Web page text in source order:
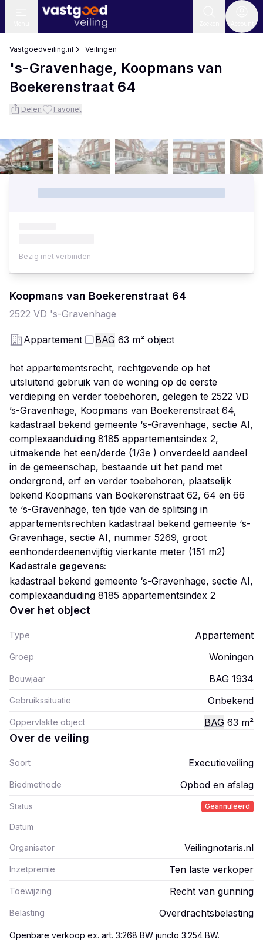
Vastgoedveiling.nl Veilingen
's-Gravenhage, Koopmans van
Boekerenstraat 64
Delen Favoriet
Koopmans van Boekerenstraat 64
2522 VD 's-Gravenhage
Appartement BAG 63 m² object
het appartementsrecht, rechtgevende op het
uitsluitend gebruik van de woning op de eerste
verdieping en verder toebehoren, gelegen te 2522 VD
’s-Gravenhage, Koopmans van Boekerenstraat 64,
kadastraal bekend gemeente ‘s-Gravenhage, sectie AI,
complexaanduiding 8185 appartementsindex 2,
uitmakende het een/derde (1/3e ) onverdeeld aandeel
in de gemeenschap, bestaande uit het pand met
ondergrond, erf en verder toebehoren, plaatselijk
bekend Koopmans van Boekerenstraat 62, 64 en 66
te ‘s-Gravenhage, ten tijde van de splitsing in
appartementsrechten kadastraal bekend gemeente ‘s-
Gravenhage, sectie AI, nummer 5269, groot
eenhonderdeenenvijftig vierkante meter (151 m2)
Kadastrale gegevens:
kadastraal bekend gemeente ‘s-Gravenhage, sectie AI,
complexaanduiding 8185 appartementsindex 2
Over het object
Type Appartement
Groep Woningen
Bouwjaar BAG 1934
Gebruikssituatie Onbekend
Oppervlakte object BAG 63 m²
Over de veiling
Soort Executieveiling
Biedmethode Opbod en afslag
Status Geannuleerd
Datum
Organisator Veilingnotaris.nl
Inzetpremie Ten laste verkoper
Toewijzing Recht van gunning
Belasting Overdrachtsbelasting
Openbare verkoop ex. art. 3:268 BW juncto 3:254 BW.
Bezig met verbinden